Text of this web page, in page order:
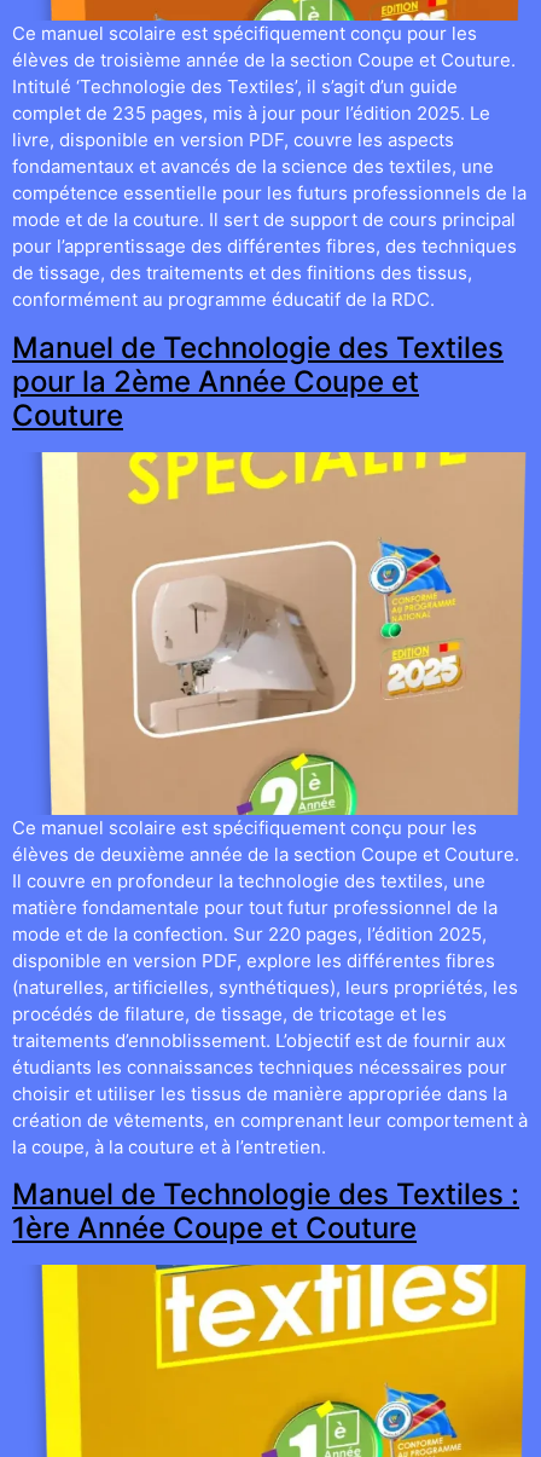
Ce manuel scolaire est spécifiquement conçu pour les
élèves de troisième année de la section Coupe et Couture.
Intitulé ‘Technologie des Textiles’, il s’agit d’un guide
complet de 235 pages, mis à jour pour l’édition 2025. Le
livre, disponible en version PDF, couvre les aspects
fondamentaux et avancés de la science des textiles, une
compétence essentielle pour les futurs professionnels de la
mode et de la couture. Il sert de support de cours principal
pour l’apprentissage des différentes fibres, des techniques
de tissage, des traitements et des finitions des tissus,
conformément au programme éducatif de la RDC.
Manuel de Technologie des Textiles
pour la 2ème Année Coupe et
Couture
Ce manuel scolaire est spécifiquement conçu pour les
élèves de deuxième année de la section Coupe et Couture.
Il couvre en profondeur la technologie des textiles, une
matière fondamentale pour tout futur professionnel de la
mode et de la confection. Sur 220 pages, l’édition 2025,
disponible en version PDF, explore les différentes fibres
(naturelles, artificielles, synthétiques), leurs propriétés, les
procédés de filature, de tissage, de tricotage et les
traitements d’ennoblissement. L’objectif est de fournir aux
étudiants les connaissances techniques nécessaires pour
choisir et utiliser les tissus de manière appropriée dans la
création de vêtements, en comprenant leur comportement à
la coupe, à la couture et à l’entretien.
Manuel de Technologie des Textiles :
1ère Année Coupe et Couture